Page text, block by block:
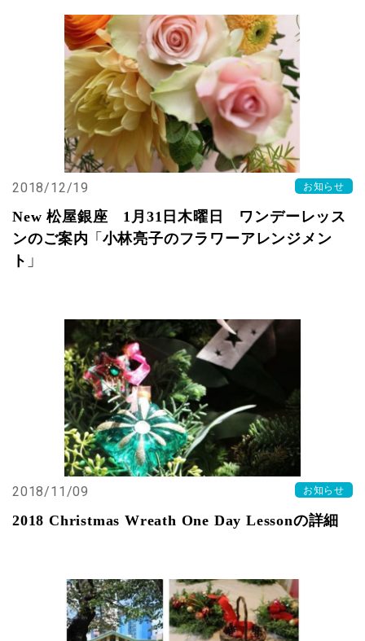
2018/12/19 お知らせ
New 松屋銀座 1月31日木曜日 ワンデーレッス
ンのご案内 「小林亮子のフラワーアレンジメン
ト」
2018/11/09 お知らせ
2018 Christmas Wreath One Day Lessonの詳細